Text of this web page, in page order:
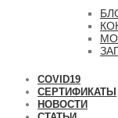
COVID19
СЕРТИФИКАТЫ
НОВОСТИ